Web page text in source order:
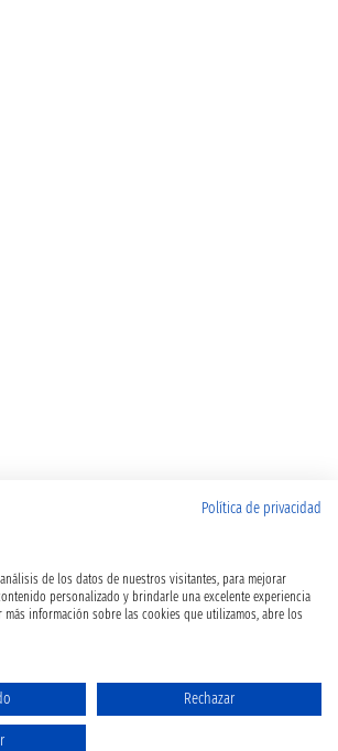
Política de privacidad
de los datos de nuestros visitantes, para mejorar
personalizado y brindarle una excelente experiencia
más información sobre las cookies que utilizamos, abre los
Rechazar